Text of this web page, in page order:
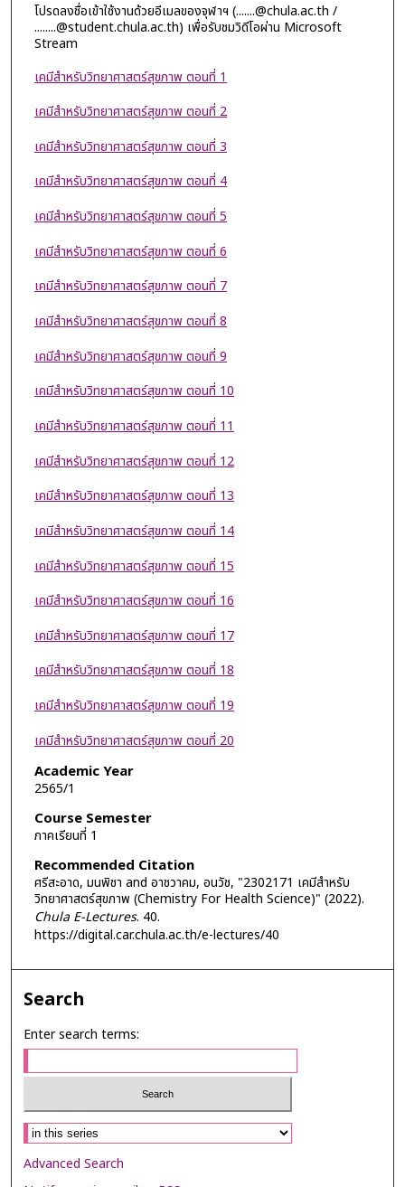
โปรดลงชื่อเข้าใช้งานด้วยอีเมลของจุฬาฯ (.......@chula.ac.th /
........@student.chula.ac.th) เพื่อรับชมวิดีโอผ่าน Microsoft
Stream
เคมีสำหรับวิทยาศาสตร์สุขภาพ ตอนที่ 1
เคมีสำหรับวิทยาศาสตร์สุขภาพ ตอนที่ 2
เคมีสำหรับวิทยาศาสตร์สุขภาพ ตอนที่ 3
เคมีสำหรับวิทยาศาสตร์สุขภาพ ตอนที่ 4
เคมีสำหรับวิทยาศาสตร์สุขภาพ ตอนที่ 5
เคมีสำหรับวิทยาศาสตร์สุขภาพ ตอนที่ 6
เคมีสำหรับวิทยาศาสตร์สุขภาพ ตอนที่ 7
เคมีสำหรับวิทยาศาสตร์สุขภาพ ตอนที่ 8
เคมีสำหรับวิทยาศาสตร์สุขภาพ ตอนที่ 9
เคมีสำหรับวิทยาศาสตร์สุขภาพ ตอนที่ 10
เคมีสำหรับวิทยาศาสตร์สุขภาพ ตอนที่ 11
เคมีสำหรับวิทยาศาสตร์สุขภาพ ตอนที่ 12
เคมีสำหรับวิทยาศาสตร์สุขภาพ ตอนที่ 13
เคมีสำหรับวิทยาศาสตร์สุขภาพ ตอนที่ 14
เคมีสำหรับวิทยาศาสตร์สุขภาพ ตอนที่ 15
เคมีสำหรับวิทยาศาสตร์สุขภาพ ตอนที่ 16
เคมีสำหรับวิทยาศาสตร์สุขภาพ ตอนที่ 17
เคมีสำหรับวิทยาศาสตร์สุขภาพ ตอนที่ 18
เคมีสำหรับวิทยาศาสตร์สุขภาพ ตอนที่ 19
เคมีสำหรับวิทยาศาสตร์สุขภาพ ตอนที่ 20
Academic Year
2565/1
Course Semester
ภาคเรียนที่ 1
Recommended Citation
ศรีสะอาด, มนพิชา and อาชวาคม, อนวัช, "2302171 เคมีสำหรับ
วิทยาศาสตร์สุขภาพ (Chemistry For Health Science)" (2022).
Chula E-Lectures. 40.
https://digital.car.chula.ac.th/e-lectures/40
Search
Enter search terms:
Select context to search:
Advanced Search